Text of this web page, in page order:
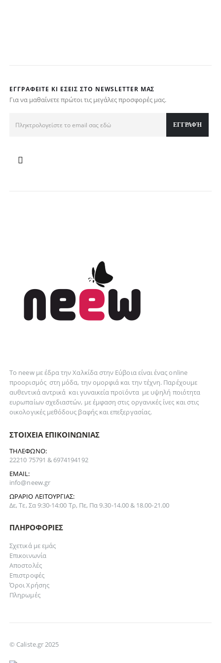
ΕΓΓΡΑΦΕΊΤΕ ΚΙ ΕΣΕΊΣ ΣΤΟ NEWSLETTER ΜΑΣ
Για να μαθαίνετε πρώτοι τις μεγάλες προσφορές μας.
Το neew με έδρα την Xαλκίδα στην Εύβοια είναι ένας online
προορισμός στη μόδα, τηνομορφιά και τηντέχνη. Παρέχουμε
αυθεντικάαντρικά καιγυναικείαπροϊόντα με υψηλή ποιότητα
ευρωπαίων σχεδιαστών, με έμφαση στις οργανικές ίνες και στις
οικολογικές μεθόδους βαφής και επεξεργασίας.
ΣΤΟΙΧΕΊΑ ΕΠΙΚΟΙΝΩΝΊΑΣ
ΤΗΛΈΦΩΝΟ:
22210 75791 & 6974194192
EMAIL:
info@neew.gr
ΩΡΆΡΙΟ ΛΕΙΤΟΥΡΓΊΑΣ:
Δε, Τε, Σα 9:30-14:00 Τρ, Πε, Πα 9.30-14.00 & 18.00-21.00
ΠΛΗΡΟΦΟΡΊΕΣ
Σχετικά με εμάς
Επικοινωνία
Αποστολές
Επιστροφές
Όροι Χρήσης
Πληρωμές
© Caliste.gr 2025